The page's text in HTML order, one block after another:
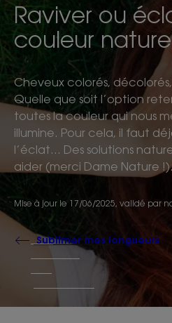
Raviver ou
couleur
Cheveux colorés,
Quelle que soit l’option
toutes la couleur qui nous
illumine. Pour cela, il faut
l’éclat… Des solutions
aider (merci Dame Nature
Mise à jour le 17/06/2025, validé par
Sublimer mes longueurs